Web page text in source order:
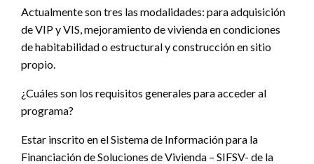
Actualmente son tres las modalidades: para adquisición
de VIP y VIS, mejoramiento de vivienda en condiciones
de habitabilidad o estructural y construcción en sitio
propio.
¿Cuáles son los requisitos generales para acceder al
programa?
Estar inscrito en el Sistema de Información para la
Financiación de Soluciones de Vivienda – SIFSV- de la